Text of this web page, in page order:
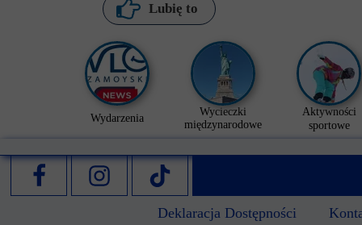
Lubię to
Deklaracja Dostępności
Wydarzenia
Wycieczki
międzynarodowe
Aktywności
sportowe